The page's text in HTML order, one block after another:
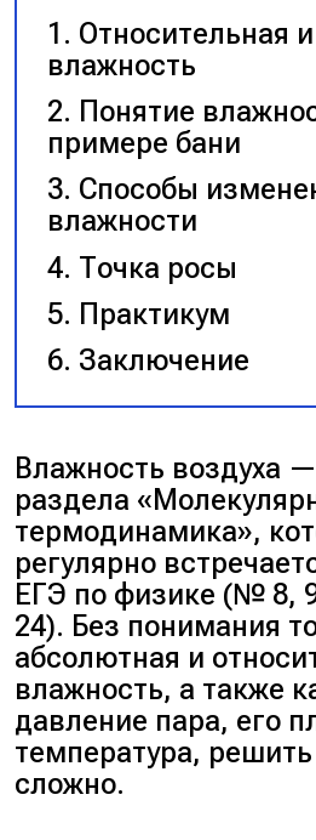
Относительная
влажность
Понятие
примере бани
Способы
влажности
Точка росы
Практикум
Заключение
Влажность воздуха
раздела
термодинамика»,
регулярно
ЕГЭ по физике (№ 8,
24). Без понимания
абсолютная и
влажность, а также
давление пара, его
температура,
сложно.